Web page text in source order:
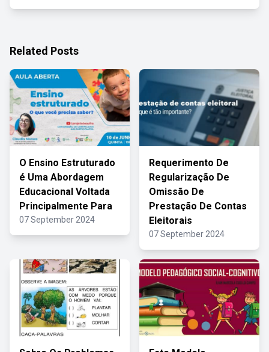
Related Posts
O Ensino Estruturado
é Uma Abordagem
Educacional Voltada
Principalmente Para
07 September 2024
Requerimento De
Regularização De
Omissão De
Prestação De Contas
Eleitorais
07 September 2024